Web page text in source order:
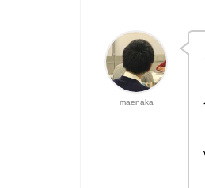
maenaka